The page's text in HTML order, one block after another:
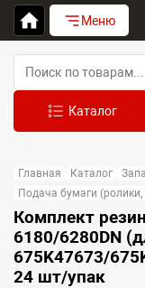
Меню
Главная Каталог
Подача бумаги
Комплект
6180/6280DN
675K47673/
24 шт/упак